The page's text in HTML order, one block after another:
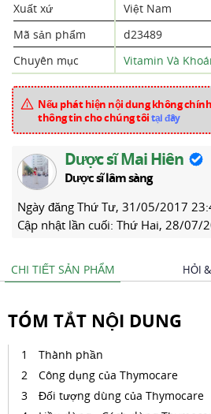
Xuất xứ
Việt Nam
Mã sản phẩm
d23489
Chuyên mục
Vitamin Và
Nếu phát hiện nội dung không
thông tin cho chúng tôitại đây
Dược sĩ Mai Hiên
Dược sĩ lâm sàng
Ngày đăng Thứ Tư, 31/05/2017
Cập nhật lần cuối: Thứ Hai, 28/07/
CHI TIẾT SẢN PHẨM HỎI
TÓM TẮT NỘI DUNG
Thành phần
Công dụng của Thymocare
Đối tượng dùng của Thymocare